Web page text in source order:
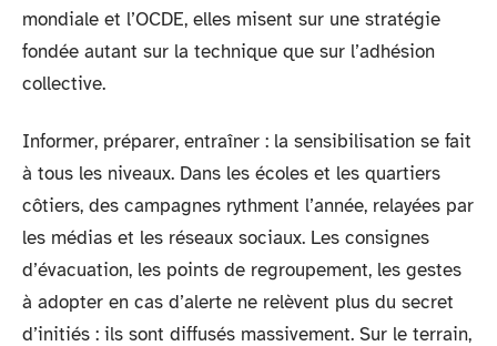
mondiale et l’OCDE, elles misent sur une stratégie
fondée autant sur la technique que sur l’adhésion
collective.
Informer, préparer, entraîner : la sensibilisation se fait
à tous les niveaux. Dans les écoles et les quartiers
côtiers, des campagnes rythment l’année, relayées par
les médias et les réseaux sociaux. Les consignes
d’évacuation, les points de regroupement, les gestes
à adopter en cas d’alerte ne relèvent plus du secret
d’initiés : ils sont diffusés massivement. Sur le terrain,